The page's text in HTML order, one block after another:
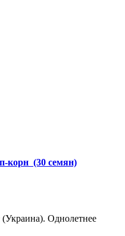
корн (30 семян)
Однолетнее